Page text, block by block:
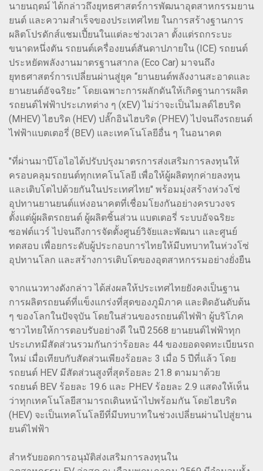
นายนฤตม์ ได้กล่าวถึงยุทธศาสตร์การพัฒนาอุตสาหกรรมยาน
ยนต์ และความสำเร็จของประเทศไทย ในการสร้างฐานการ
ผลิตโปรดักส์แชมเปี้ยนในแต่ละช่วงเวลา ตั้งแต่รถกระบะ
ขนาดหนึ่งตัน รถยนต์เครื่องยนต์สันดาปภายใน (ICE) รถยนต์
ประหยัดพลังงานมาตรฐานสากล (Eco Car) มาจนถึง
ยุทธศาสตร์การเปลี่ยนผ่านสู่ยุค “ยานยนต์พลังงานสะอาดและ
ยานยนต์อัจฉริยะ” โดยเฉพาะการผลักดันให้เกิดฐานการผลิต
รถยนต์ไฟฟ้าประเภทต่าง ๆ (xEV) ไม่ว่าจะเป็นไมลด์ไฮบริด
(MHEV) ไฮบริด (HEV) ปลั๊กอินไฮบริด (PHEV) ไปจนถึงรถยนต์
ไฟฟ้าแบตเตอรี่ (BEV) และเทคโนโลยีอื่น ๆ ในอนาคต
"ที่ผ่านมาบีโอไอได้ปรับปรุงมาตรการส่งเสริมการลงทุนให้
ครอบคลุมรถยนต์ทุกเทคโนโลยี เพื่อให้ผู้ผลิตทุกค่ายลงทุน
และเติบโตไปด้วยกันในประเทศไทย" พร้อมมุ่งสร้างห่วงโซ่
อุปทานยานยนต์แห่งอนาคตที่เชื่อมโยงกันอย่างครบวงจร
ตั้งแต่ผู้ผลิตรถยนต์ ผู้ผลิตชิ้นส่วน แบตเตอรี่ ระบบอัจฉริยะ
ซอฟต์แวร์ ไปจนถึงการจัดตั้งศูนย์วิจัยและพัฒนา และศูนย์
ทดสอบ เพื่อยกระดับผู้ประกอบการไทยให้มีบทบาทในห่วงโซ่
อุปทานโลก และสร้างการเติบโตของอุตสาหกรรมอย่างยั่งยืน
จากแนวทางดังกล่าว ได้ส่งผลให้ประเทศไทยยังคงเป็นฐาน
การผลิตรถยนต์ที่แข็งแกร่งที่สุดของภูมิภาค และติดอันดับต้น
ๆ ของโลกในปัจจุบัน โดยในส่วนของรถยนต์ไฟฟ้า ผู้บริโภค
ชาวไทยให้การตอบรับอย่างดี ในปี 2568 ยานยนต์ไฟฟ้าทุก
ประเภทมีสัดส่วนรวมกันกว่าร้อยละ 44 ของยอดจดทะเบียนรถ
ใหม่ เมื่อเทียบกับสัดส่วนเพียงร้อยละ 3 เมื่อ 5 ปีที่แล้ว โดย
รถยนต์ HEV มีสัดส่วนสูงที่สุดร้อยละ 21.8 ตามมาด้วย
รถยนต์ BEV ร้อยละ 19.6 และ PHEV ร้อยละ 2.9 แสดงให้เห็น
ว่าทุกเทคโนโลยีสามารถเดินหน้าไปพร้อมกัน โดยไฮบริด
(HEV) จะเป็นเทคโนโลยีที่มีบทบาทในช่วงเปลี่ยนผ่านไปสู่ยาน
ยนต์ไฟฟ้า
สำหรับยอดการอนุมัติส่งเสริมการลงทุนใน